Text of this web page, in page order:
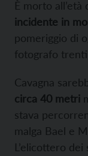
È morto
incidente in
pomeriggio di
fotografo
Cavagna
circa 40 metri
stava
malga Bael e
L’elicottero